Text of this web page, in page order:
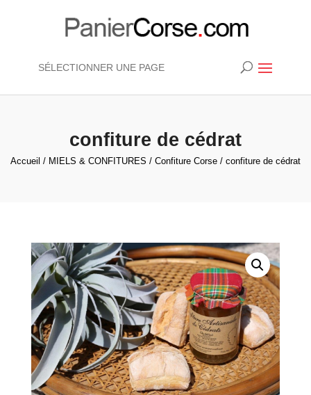
SÉLECTIONNER UNE PAGE
confiture de cédrat
Accueil / MIELS & CONFITURES / Confiture Corse / confiture de cédrat